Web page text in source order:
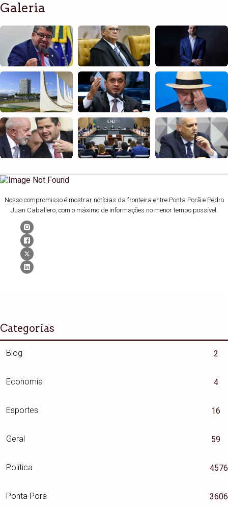
Galeria
Nosso compromisso é mostrar notícias da fronteira entre Ponta Porã e Pedro
Juan Caballero, com o máximo de informações no menor tempo possível.
Categorias
Blog 2
Economia 4
Esportes 16
Geral 59
Política 4576
Ponta Porã 3606